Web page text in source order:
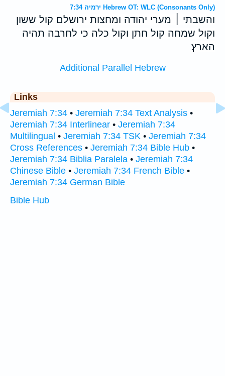
ירמיה 7:34 Hebrew OT: WLC (Consonants Only)
והשבתי ׀ מערי יהודה ומחצות ירושלם קול ששון
וקול שמחה קול חתן וקול כלה כי לחרבה תהיה
הארץ׃
Additional Parallel Hebrew
Links
Jeremiah 7:34 • Jeremiah 7:34 Text Analysis •
Jeremiah 7:34 Interlinear • Jeremiah 7:34
Multilingual • Jeremiah 7:34 TSK • Jeremiah 7:34
Cross References • Jeremiah 7:34 Bible Hub •
Jeremiah 7:34 Biblia Paralela • Jeremiah 7:34
Chinese Bible • Jeremiah 7:34 French Bible •
Jeremiah 7:34 German Bible
Bible Hub